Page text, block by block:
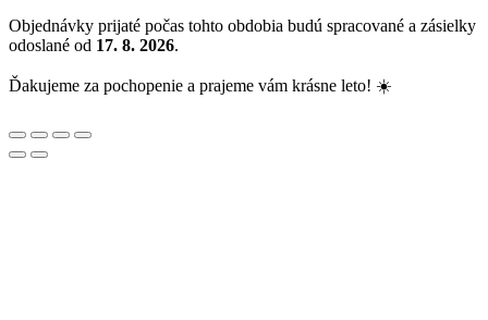
Objednávky prijaté počas tohto obdobia budú spracované a zásielky
odoslané od 17. 8. 2026.
Ďakujeme za pochopenie a prajeme vám krásne leto! ☀️